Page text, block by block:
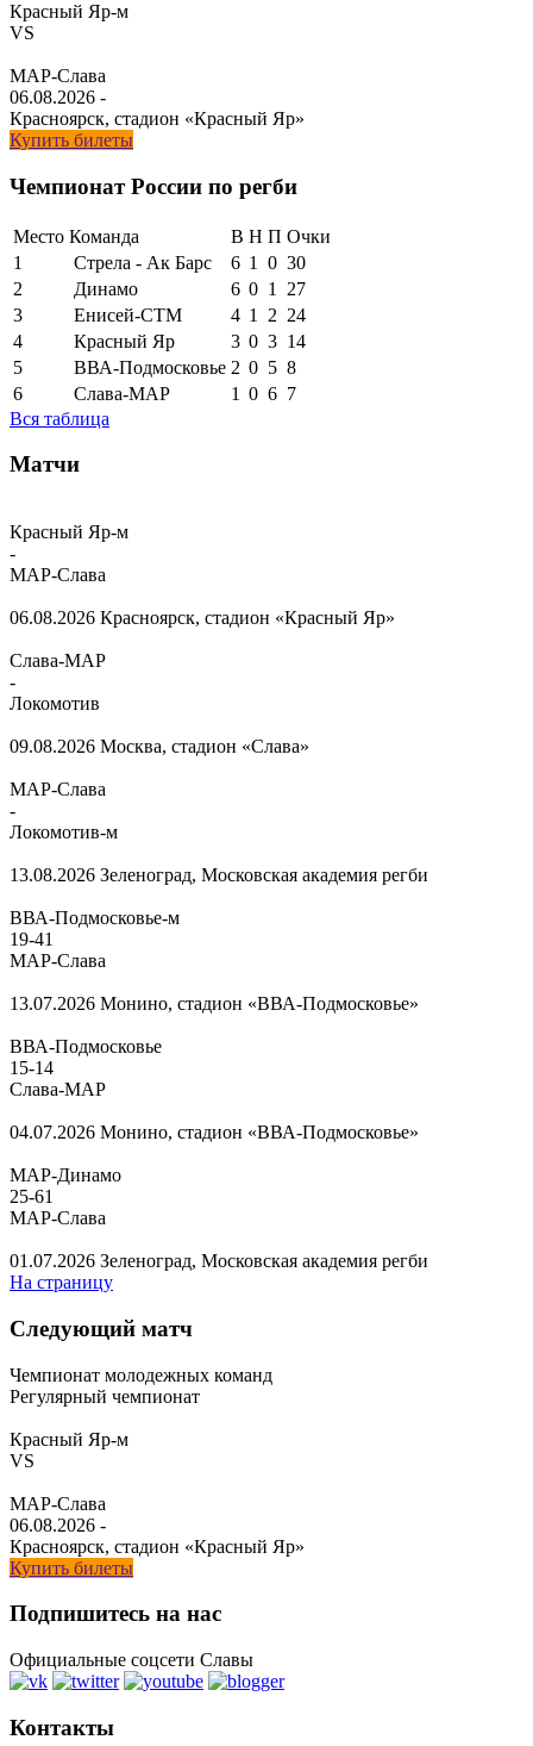
Красный Яр-м
VS
МАР-Слава
06.08.2026 -
Красноярск, стадион «Красный Яр»
Купить билеты
Чемпионат России по регби
Место Команда В Н П Очки
1
Стрела - Ак Барс 6 1 0 30
2
Динамо 6 0 1
27
3
Енисей-СТМ 4 1 2 24
4
Красный Яр 3 0 3 14
5
ВВА-Подмосковье 2 0 5 8
6
Слава-МАР 1 0 6 7
Вся таблица
Матчи
Красный Яр-м
-
МАР-Слава
06.08.2026 Красноярск, стадион «Красный Яр»
Слава-МАР
-
Локомотив
09.08.2026 Москва, стадион «Слава»
МАР-Слава
-
Локомотив-м
13.08.2026 Зеленоград, Московская академия регби
ВВА-Подмосковье-м
19-41
МАР-Слава
13.07.2026 Монино, стадион «ВВА-Подмосковье»
ВВА-Подмосковье
15-14
Слава-МАР
04.07.2026 Монино, стадион «ВВА-Подмосковье»
МАР-Динамо
25-61
МАР-Слава
01.07.2026 Зеленоград, Московская академия регби
На страницу
Следующий матч
Чемпионат молодежных команд
Регулярный чемпионат
Красный Яр-м
VS
МАР-Слава
06.08.2026 -
Красноярск, стадион «Красный Яр»
Купить билеты
Подпишитесь на нас
Официальные соцсети Славы
Контакты